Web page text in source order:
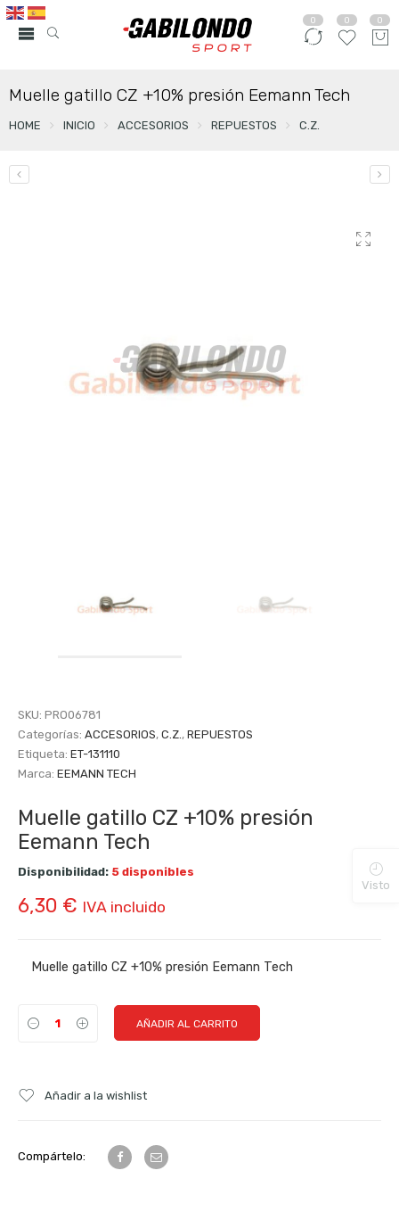
0 0 0
Muelle gatillo CZ +10% presión Eemann Tech
HOME INICIO ACCESORIOS REPUESTOS C.Z.
SKU: PRO06781
Categorías: ACCESORIOS, C.Z. , REPUESTOS
Etiqueta: ET-131110
Marca: EEMANN TECH
Muelle gatillo CZ +10% presión
Eemann Tech
Disponibilidad: 5 disponibles
6,30 € IVA incluido
Muelle gatillo CZ +10% presión Eemann Tech
AÑADIR AL CARRITO
Añadir a la wishlist
Compártelo:
Visto